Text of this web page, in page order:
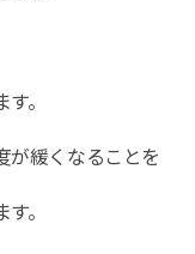
。
が緩くなることを
。